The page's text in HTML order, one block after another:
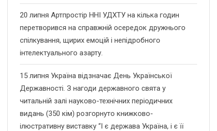
20 липня Артпростір ННІ УДХТУ на кілька годин
перетворився на справжній осередок дружнього
спілкування, щирих емоцій і непідробного
інтелектуального азарту.
15 липня Україна відзначає День Української
Державності. З нагоди державного свята у
читальній залі науково-технічних періодичних
видань (350 кім) розгорнуто книжково-
ілюстративну виставку “І є держава Україна, і є її